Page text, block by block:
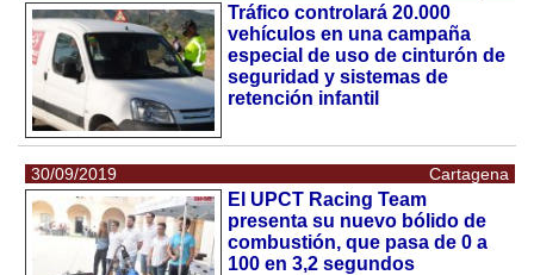
Tráfico controlará 20.000
vehículos en una campaña
especial de uso de cinturón de
seguridad y sistemas de
retención infantil
30/09/2019 Cartagena
El UPCT Racing Team
presenta su nuevo bólido de
combustión, que pasa de 0 a
100 en 3,2 segundos